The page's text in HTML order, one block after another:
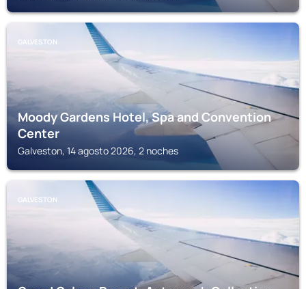
GALVESTON
Moody Gardens Hotel, Spa and Convention
Center
Galveston, 14 agosto 2026, 2 noches
GALVESTON